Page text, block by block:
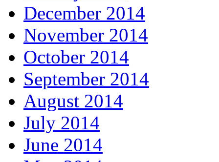
December 2014
November 2014
October 2014
September 2014
August 2014
July 2014
June 2014